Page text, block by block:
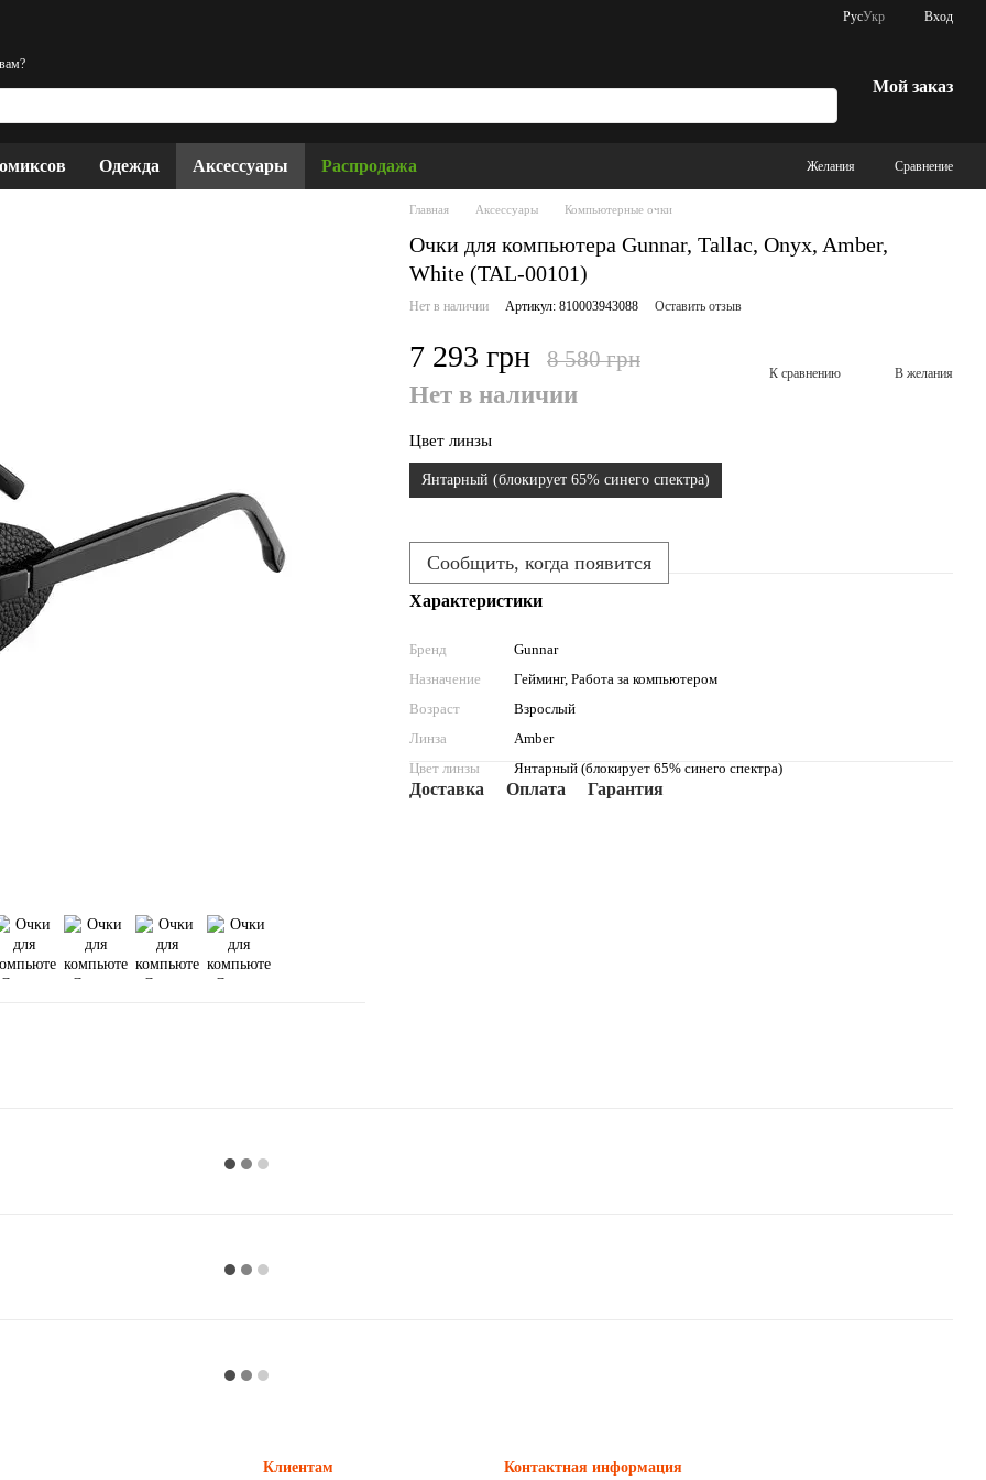
РусУкр Вход
Мой заказ
Одежда Аксессуары Распродажа Желания Сравнение
Главная Аксессуары Компьютерные очки
Очки для компьютера Gunnar, Tallac, Onyx, Amber,
White (TAL-00101)
Нет в наличии Артикул: 810003943088 Оставить отзыв
7 293 грн 8 580 грн
Нет в наличии
К сравнению В желания
Цвет линзы
Янтарный (блокирует 65% синего спектра)
Сообщить, когда появится
Характеристики
Бренд
Gunnar
Назначение
Гейминг, Работа за компьютером
Возраст
Взрослый
Линза
Amber
Цвет линзы
Янтарный (блокирует 65% синего спектра)
Доставка Оплата Гарантия
Клиентам Контактная информация